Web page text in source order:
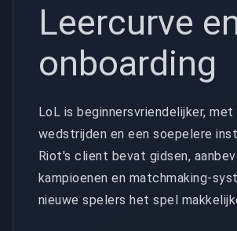
Leercurve
onboarding
LoL is beginnersvriendelijker,
wedstrijden en een soepelere
Riot's client bevat gidsen,
kampioenen en matchmaking-
nieuwe spelers het spel